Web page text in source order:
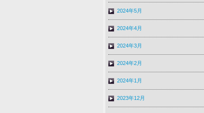
2024年5月
2024年4月
2024年3月
2024年2月
2024年1月
2023年12月